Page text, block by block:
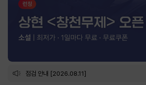
점검 안내 [2026.08.11]